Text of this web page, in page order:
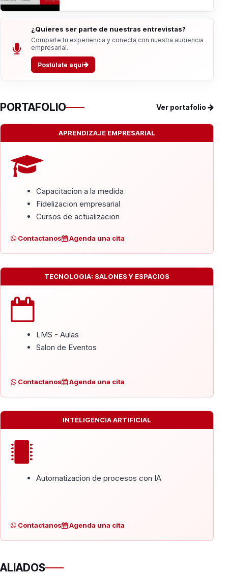
¿Quieres ser parte de nuestras entrevistas?
Comparte tu experiencia y conecta con nuestra audiencia
empresarial.
Postúlate aquí
PORTAFOLIO Ver portafolio
APRENDIZAJE EMPRESARIAL
Capacitacion a la medida
Fidelizacion empresarial
Cursos de actualizacion
Contactanos Agenda una cita
TECNOLOGIA: SALONES Y ESPACIOS
LMS - Aulas
Salon de Eventos
Contactanos Agenda una cita
INTELIGENCIA ARTIFICIAL
Automatizacion de procesos con IA
Contactanos Agenda una cita
ALIADOS